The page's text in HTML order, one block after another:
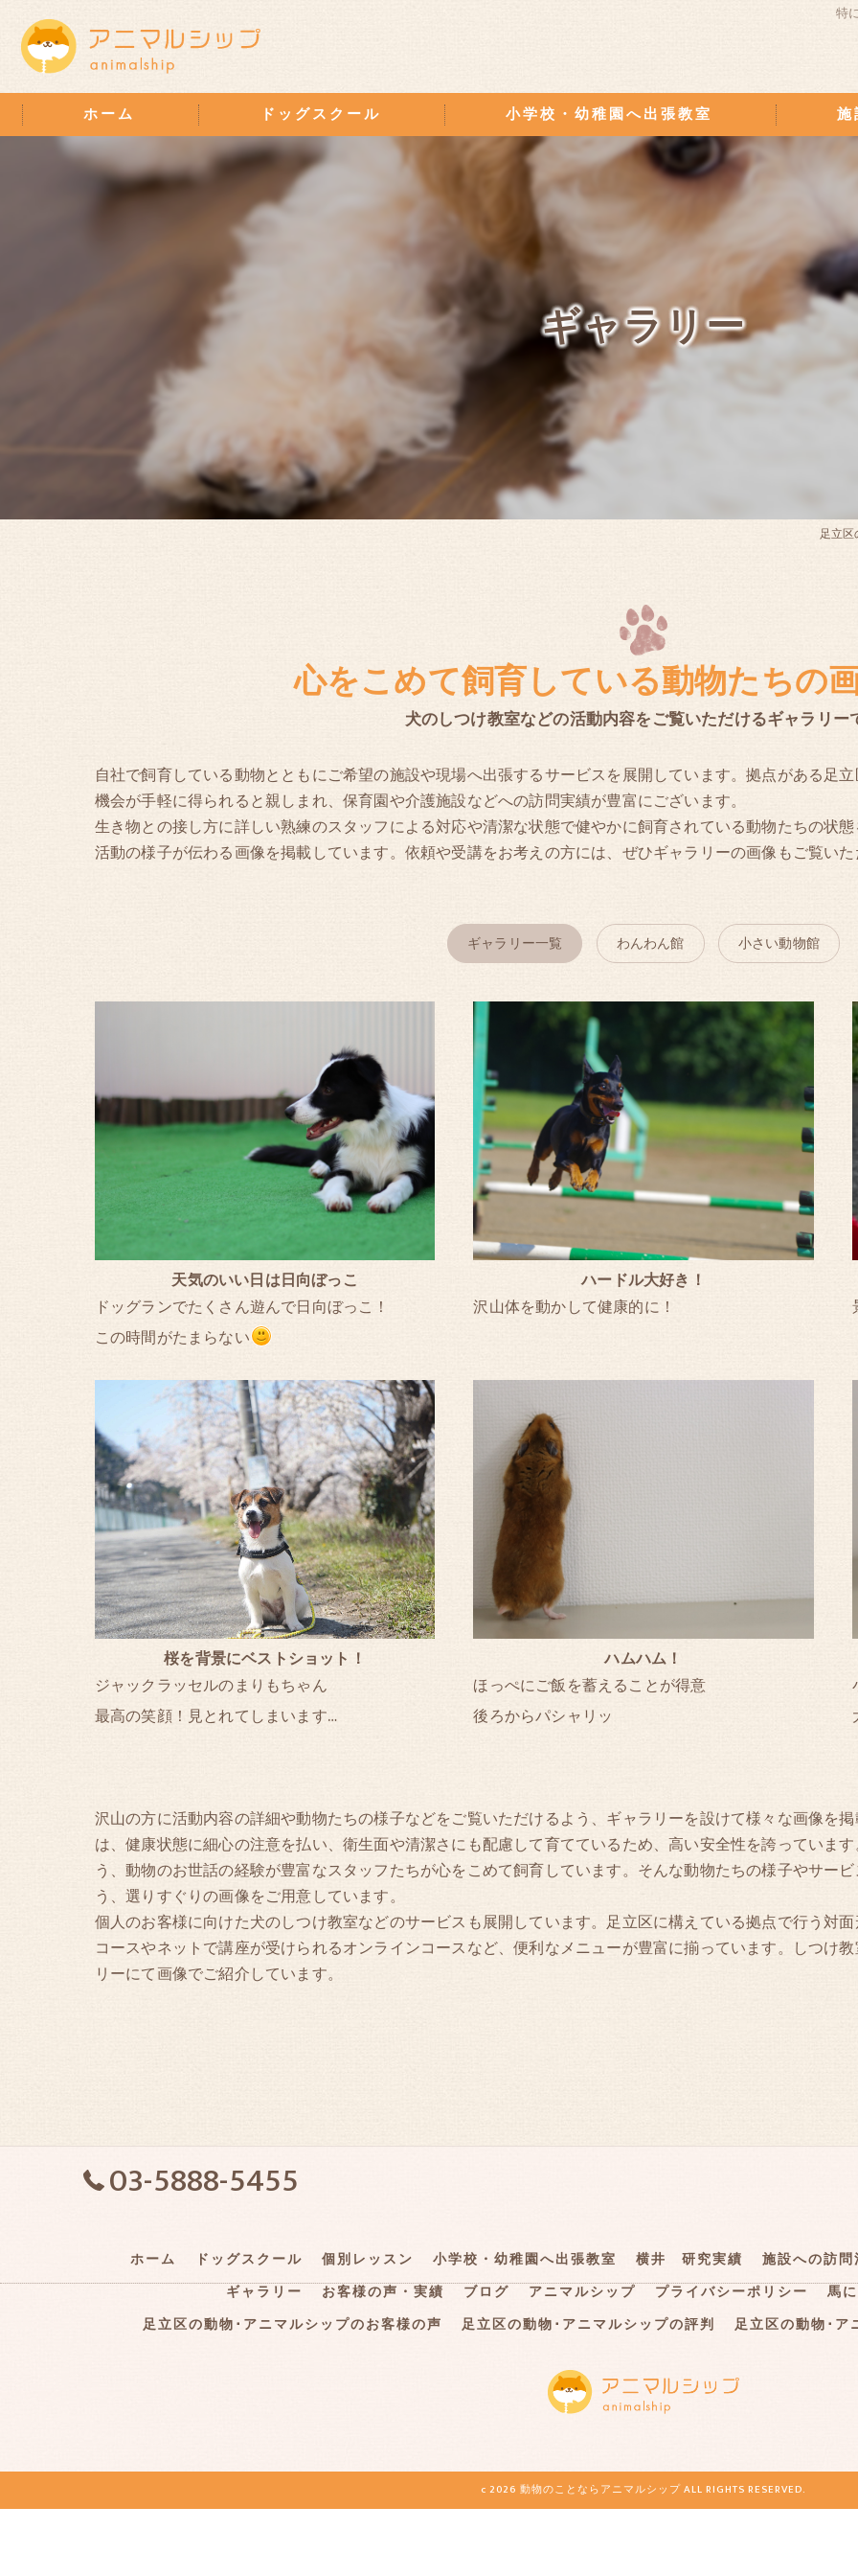
特
ホーム ドッグスクール
個別レッスン
小学校・幼稚園へ出張教室
横井 研究実績
ギャラリー
足立
心をこめて飼育している動物たちの
犬のしつけ教室などの活動内容をご覧いただけるギャラリー
自社で飼育している動物とともにご希望の施設や現場へ出張するサービスを展開しています。拠点がある足
機会が手軽に得られると親しまれ、保育園や介護施設などへの訪問実績が豊富にございます。
生き物との接し方に詳しい熟練のスタッフによる対応や清潔な状態で健やかに飼育されている動物たちの状
活動の様子が伝わる画像を掲載しています。依頼や受講をお考えの方には、ぜひギャラリーの画像もご覧い
ギャラリー一覧 わんわん館 小さい動物館
天気のいい日は日向ぼっこ
ドッグランでたくさん遊んで日向ぼっこ！
この時間がたまらない
ハードル大好き！
沢山体を動かして健康的に！
桜を背景にベストショット！
ジャックラッセルのまりもちゃん
最高の笑顔！見とれてしまいます…
ハムハム！
ほっぺにご飯を蓄えることが得意
後ろからパシャリッ
沢山の方に活動内容の詳細や動物たちの様子などをご覧いただけるよう、ギャラリーを設けて様々な画像を
は、健康状態に細心の注意を払い、衛生面や清潔さにも配慮して育てているため、高い安全性を誇っていま
う、動物のお世話の経験が豊富なスタッフたちが心をこめて飼育しています。そんな動物たちの様子やサー
う、選りすぐりの画像をご用意しています。
個人のお客様に向けた犬のしつけ教室などのサービスも展開しています。足立区に構えている拠点で行う対
コースやネットで講座が受けられるオンラインコースなど、便利なメニューが豊富に揃っています。しつけ
リーにて画像でご紹介しています。
03-5888-5455
ホーム ドッグスクール 個別レッスン 小学校・幼稚園へ出張教室 横井 研究実績
施設への訪
ギャラリー
お客様の声・実績 ブログ アニマルシップ プライバシーポリシー
馬
足立区の動物･アニマルシップのお客様の声
足立区の動物･アニマルシップの評判 足立区の動物･ア
c 2026 動物のことならアニマルシップ ALL RIGHTS RESERVED.